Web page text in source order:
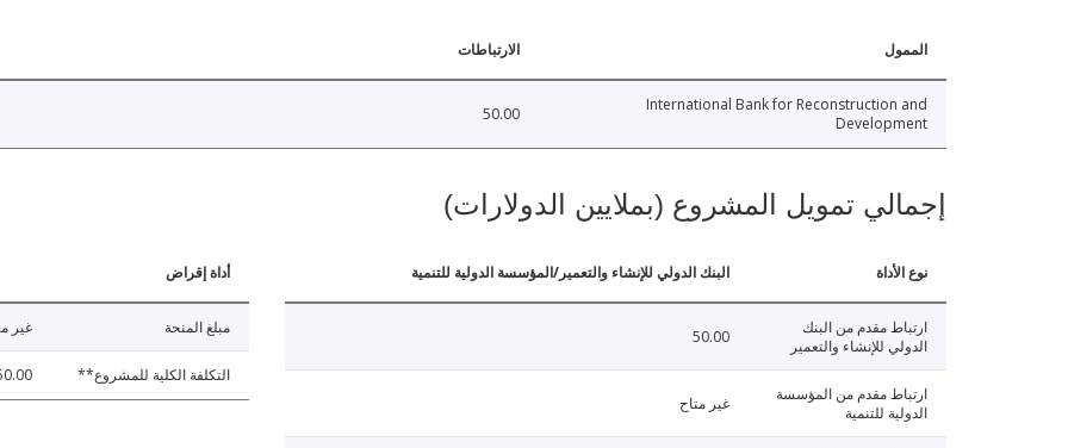
الممول الارتباطات
International Bank for Reconstruction and
Development
50.00
إجمالي تمويل المشروع (بملايين الدولارات)
نوع الأداة البنك الدولي للإنشاء والتعمير/المؤسسة الدولية للتنمية
ارتباط مقدم من البنك
الدولي للإنشاء والتعمير
50.00
ارتباط مقدم من المؤسسة
الدولية للتنمية
غير متاح
أداة إقراض
مبلغ المنحة غير
التكلفة الكلية للمشروع**